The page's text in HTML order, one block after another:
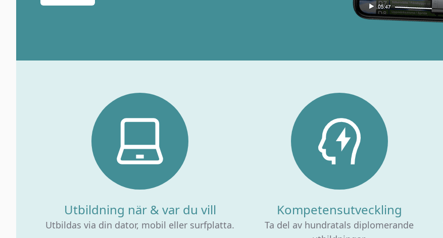
Utbildning när & var du vill
Utbildas via din dator, mobil eller surfplatta.
Kompetensutveckling
Ta del av hundratals diplomerande